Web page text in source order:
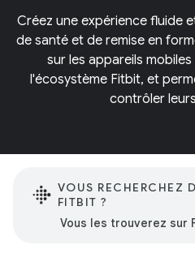
Créez une expérience fluide
de santé et de remise en
sur les appareils
l'écosystème Fitbit, et
contrôler
VOUS RECHERCHEZ
FITBIT ?
Vous les trouverez sur